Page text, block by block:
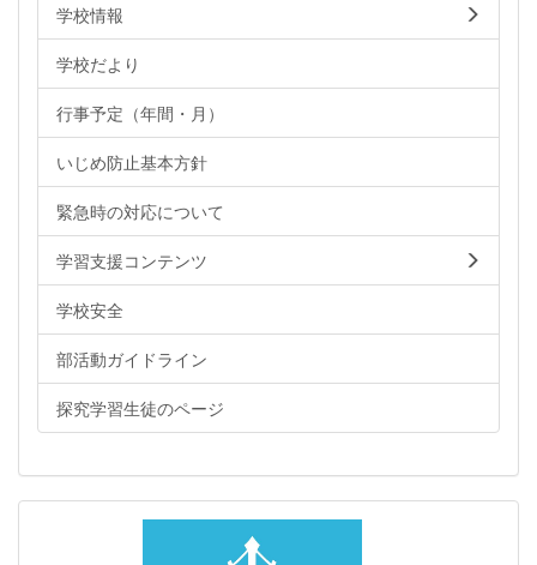
学校情報
学校だより
行事予定（年間・月）
いじめ防止基本方針
緊急時の対応について
学習支援コンテンツ
学校安全
部活動ガイドライン
探究学習生徒のページ